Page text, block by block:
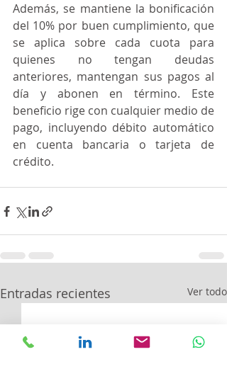
Además, se mantiene la bonificación
del 10% por buen cumplimiento, que
se aplica sobre cada cuota para
quienes no tengan deudas
anteriores, mantengan sus pagos al
día y abonen en término. Este
beneficio rige con cualquier medio de
pago, incluyendo débito automático
en cuenta bancaria o tarjeta de
crédito.
Entradas recientes Ver todo